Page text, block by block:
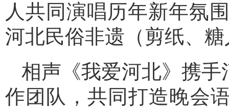
人共同演唱历年新年氛
河北民俗非遗（剪纸、
相声《我爱河北》携手
作团队，共同打造晚会